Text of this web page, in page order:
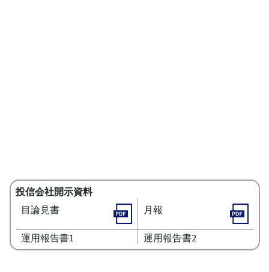
投信会社開示資料
目論見書
月報
運用報告書1 運用報告書2